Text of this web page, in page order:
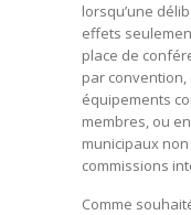
lorsqu’une
effets
place de
par
équipements
membres, ou
municipaux
commissions
Comme